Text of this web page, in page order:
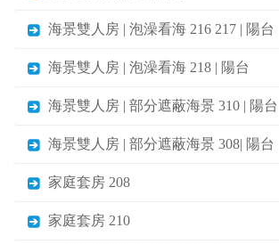
海景雙人房 | 泡澡看海 216 217 | 陽台
海景雙人房 | 泡澡看海 218 | 陽台
海景雙人房 | 部分遮蔽海景 310 | 陽台
海景雙人房 | 部分遮蔽海景 308| 陽台
家庭套房 208
家庭套房 210